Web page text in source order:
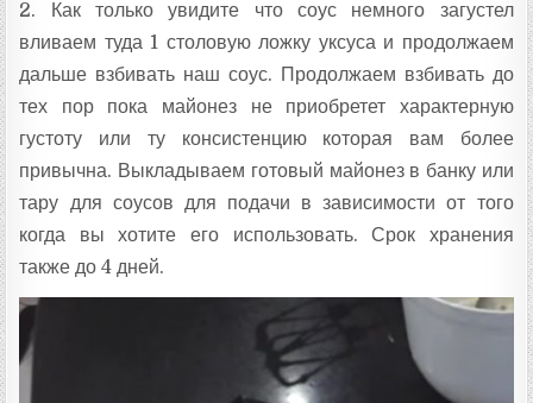
2. Как только увидите что соус немного загустел
вливаем туда 1 столовую ложку уксуса и продолжаем
дальше взбивать наш соус. Продолжаем взбивать до
тех пор пока майонез не приобретет характерную
густоту или ту консистенцию которая вам более
привычна. Выкладываем готовый майонез в банку или
тару для соусов для подачи в зависимости от того
когда вы хотите его использовать. Срок хранения
также до 4 дней.